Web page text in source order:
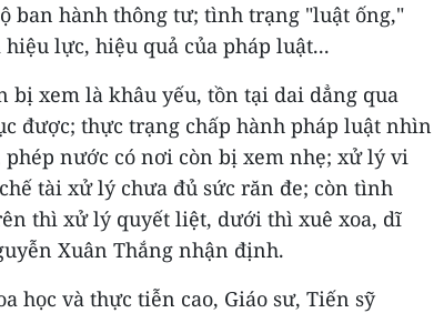
ban hành thông tư; tình trạng "luật ống,"
lực, hiệu quả của pháp luật...
bị xem là khâu yếu, tồn tại dai dẳng qua
được; thực trạng chấp hành pháp luật nhìn
nước có nơi còn bị xem nhẹ; xử lý vi
tài xử lý chưa đủ sức răn đe; còn tình
thì xử lý quyết liệt, dưới thì xuê xoa, dĩ
Xuân Thắng nhận định.
học và thực tiễn cao, Giáo sư, Tiến sỹ